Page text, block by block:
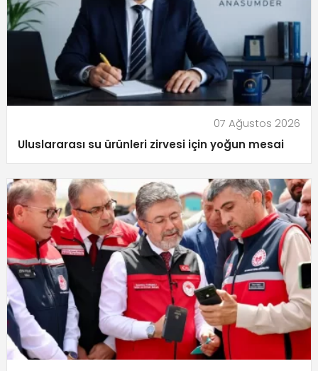
07 Ağustos 2026
Uluslararası su ürünleri zirvesi için yoğun mesai